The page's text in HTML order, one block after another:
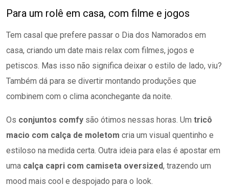
Para um rolê em casa, com filme e jogos
Tem casal que prefere passar o Dia dos Namorados em
casa, criando um date mais relax com filmes, jogos e
petiscos. Mas isso não significa deixar o estilo de lado, viu?
Também dá para se divertir montando produções que
combinem com o clima aconchegante da noite.
Os conjuntos comfy são ótimos nessas horas. Um tricô
macio com calça de moletom cria um visual quentinho e
estiloso na medida certa. Outra ideia para elas é apostar em
uma calça capri com camiseta oversized, trazendo um
mood mais cool e despojado para o look.